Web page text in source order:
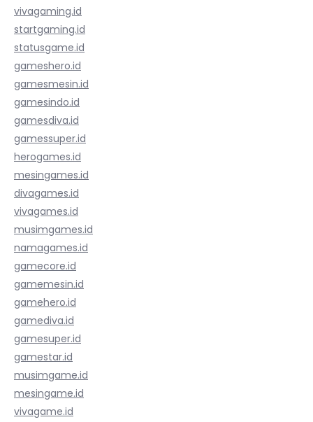
vivagaming.id
startgaming.id
statusgame.id
gameshero.id
gamesmesin.id
gamesindo.id
gamesdiva.id
gamessuper.id
herogames.id
mesingames.id
divagames.id
vivagames.id
musimgames.id
namagames.id
gamecore.id
gamemesin.id
gamehero.id
gamediva.id
gamesuper.id
gamestar.id
musimgame.id
mesingame.id
vivagame.id